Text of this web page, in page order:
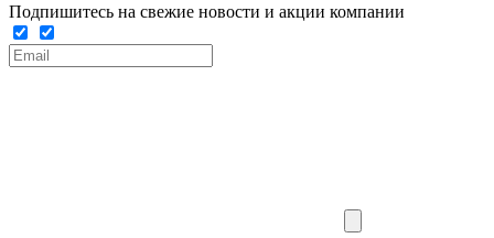
Подпишитесь на свежие новости и акции компании